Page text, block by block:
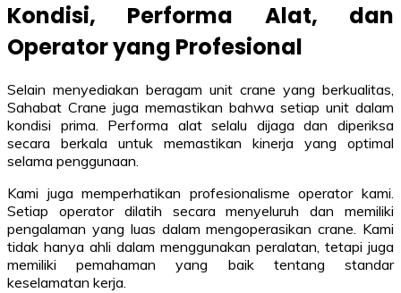
Kondisi, Performa Alat, dan
Operator yang Profesional
Selain menyediakan beragam unit crane yang berkualitas,
Sahabat Crane juga memastikan bahwa setiap unit dalam
kondisi prima. Performa alat selalu dijaga dan diperiksa
secara berkala untuk memastikan kinerja yang optimal
selama penggunaan.
Kami juga memperhatikan profesionalisme operator kami.
Setiap operator dilatih secara menyeluruh dan memiliki
pengalaman yang luas dalam mengoperasikan crane. Kami
tidak hanya ahli dalam menggunakan peralatan, tetapi juga
memiliki pemahaman yang baik tentang standar
keselamatan kerja.